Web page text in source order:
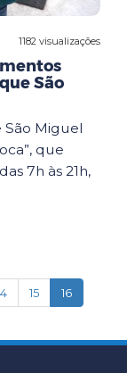
1182 visualizações
São
São Miguel
que
7h às 21h,
15 16(current)